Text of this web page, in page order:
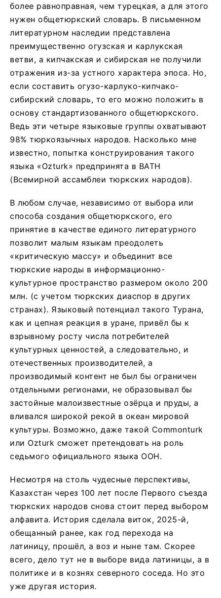
более равноправная, чем турецкая, а для этого
нужен общетюркский словарь. В письменном
литературном наследии представлена
преимущественно огузская и карлукская
ветви, а кипчакская и сибирская не получили
отражения из-за устного характера эпоса. Но,
если составить огузо-карлуко-кипчако-
сибирский словарь, то его можно положить в
основу стандартизованного общетюркского.
Ведь эти четыре языковые группы охватывают
98% тюркоязычных народов. Насколько мне
известно, попытка конструирования такого
языка «Оzturk» предпринята в ВАТН
(Всемирной ассамблеи тюркских народов).
В любом случае, независимо от выбора или
способа создания общетюркского, его
принятие в качестве единого литературного
позволит малым языкам преодолеть
«критическую массу» и объединит все
тюркские народы в информационно-
культурное пространство размером около 200
млн. (с учетом тюркских диаспор в других
странах). Языковый потенциал такого Турана,
как и цепная реакция в уране, привёл бы к
взрывному росту числа потребителей
культурных ценностей, а следовательно, и
отечественных производителей, а
производимый контент не был бы ограничен
отдельными регионами, не образовывал бы
застойные малоизвестные озёрца и пруды, а
вливался широкой рекой в океан мировой
культуры. Возможно, даже такой Сommonturk
или Оzturk сможет претендовать на роль
седьмого официального языка ООН.
Несмотря на столь чудесные перспективы,
Казахстан через 100 лет после Первого съезда
тюркских народов снова стоит перед выбором
алфавита. История сделала виток, 2025-й,
обещанный ранее, как год перехода на
латиницу, прошёл, а воз и ныне там. Скорее
всего, дело тут не в выборе вида латиницы, а в
политике и в кознях северного соседа. Но это
уже другая история.